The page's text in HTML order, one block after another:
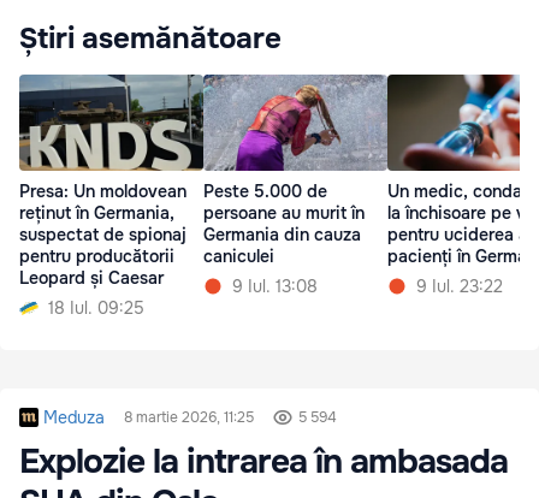
Știri asemănătoare
Presa: Un moldovean
reținut în Germania,
suspectat de spionaj
pentru producătorii
Leopard și Caesar
18 Iul. 09:25
Peste 5.000 de
persoane au murit în
Germania din cauza
caniculei
9 Iul. 13:08
Un medic,
la închisoare pe
pentru uciderea a
pacienți în
9 Iul. 23:22
Meduza 8 martie 2026, 11:25 5 594
Explozie la intrarea în ambasada